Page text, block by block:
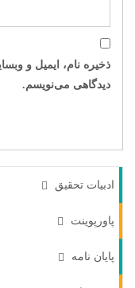
ذخیره نام، ایمیل و
دیدگاهی می‌نویسم.
ادبیات تحقیق
پاورپوینت
پایان نامه